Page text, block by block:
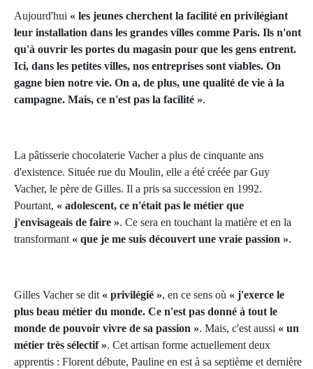
Aujourd'hui « les jeunes cherchent la facilité en privilégiant
leur installation dans les grandes villes comme Paris. Ils n'ont
qu'à ouvrir les portes du magasin pour que les gens entrent.
Ici, dans les petites villes, nos entreprises sont viables. On
gagne bien notre vie. On a, de plus, une qualité de vie à la
campagne. Mais, ce n'est pas la facilité ».
La pâtisserie chocolaterie Vacher a plus de cinquante ans
d'existence. Située rue du Moulin, elle a été créée par Guy
Vacher, le père de Gilles. Il a pris sa succession en 1992.
Pourtant, « adolescent, ce n'était pas le métier que
j'envisageais de faire ». Ce sera en touchant la matière et en la
transformant « que je me suis découvert une vraie passion ».
Gilles Vacher se dit « privilégié », en ce sens où « j'exerce le
plus beau métier du monde. Ce n'est pas donné à tout le
monde de pouvoir vivre de sa passion ». Mais, c'est aussi « un
métier très sélectif ». Cet artisan forme actuellement deux
apprentis : Florent débute, Pauline en est à sa septième et dernière